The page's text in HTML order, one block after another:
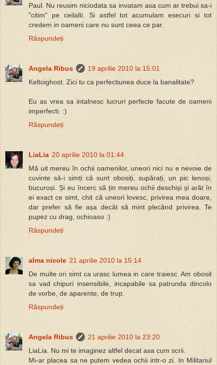
Paul. Nu reusim niciodata sa invatam asa cum ar trebui sa-i
"citim" pe ceilalti. Si astfel tot acumulam esecuri si tot
credem in oameni care nu sunt ceea ce par.
Răspundeți
Angela Ribus
19 aprilie 2010 la 15:01
Keltoighost. Zici tu ca perfectiunea duce la banalitate?
Eu as vrea sa intalnesc lucruri perfecte facute de oameni
imperfecti. :)
Răspundeți
LiaLia 20 aprilie 2010 la 01:44
Mă uit mereu în ochii oamenilor, uneori nici nu e nevoie de
cuvinte să-i simți că sunt obosiți, supărați, un pic lenoși,
bucuroși. Și eu încerc să țin mereu ochii deschiși și arăt în
ei exact ce simt, chit că uneori lovesc, privirea mea doare,
dar prefer să fie așa decât să mint plecând privirea. Te
pupez cu drag, ochioaso :)
Răspundeți
alma nicole 21 aprilie 2010 la 15:14
De multe ori simt ca urasc lumea in care traiesc. Am obosit
sa vad chipuri insensibile, incapabile sa patrunda dincolo
de vorbe, de aparente, de trup.
Răspundeți
Angela Ribus
21 aprilie 2010 la 23:20
LiaLia. Nu mi te imaginez altfel decat asa cum scrii.
Mi-ar placea sa ne putem vedea ochii intr-o zi. In Militariul